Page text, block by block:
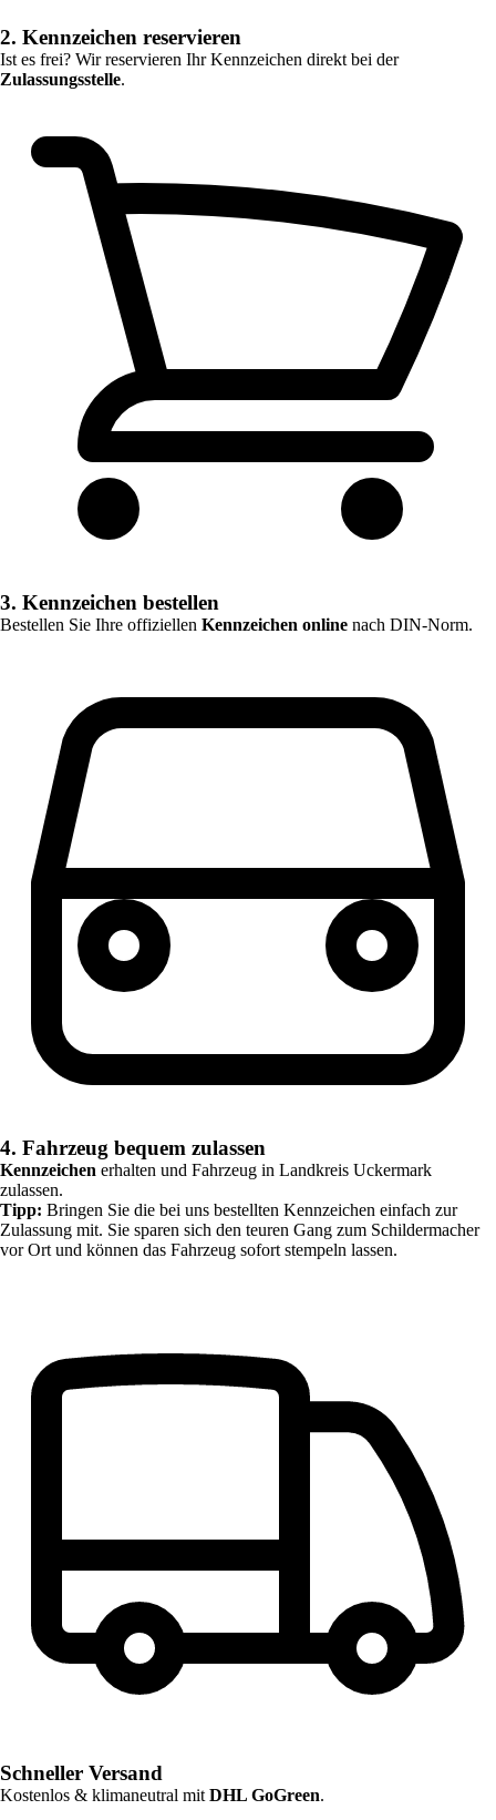
2. Kennzeichen reservieren
Ist es frei? Wir reservieren Ihr Kennzeichen direkt bei der
Zulassungsstelle.
3. Kennzeichen bestellen
Bestellen Sie Ihre offiziellen Kennzeichen online nach DIN-Norm.
4. Fahrzeug bequem zulassen
Kennzeichen erhalten und Fahrzeug in Landkreis Uckermark
zulassen.
Tipp: Bringen Sie die bei uns bestellten Kennzeichen einfach zur
Zulassung mit. Sie sparen sich den teuren Gang zum Schildermacher
vor Ort und können das Fahrzeug sofort stempeln lassen.
Schneller Versand
Kostenlos & klimaneutral mit DHL GoGreen.